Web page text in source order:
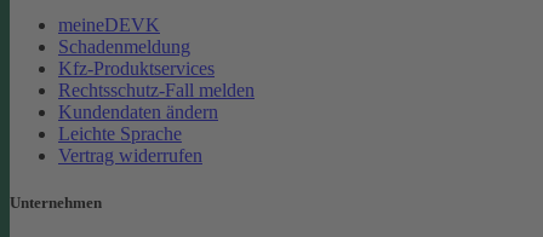
meineDEVK
Schadenmeldung
Kfz-Produktservices
Rechtsschutz-Fall melden
Kundendaten ändern
Leichte Sprache
Vertrag widerrufen
Unternehmen